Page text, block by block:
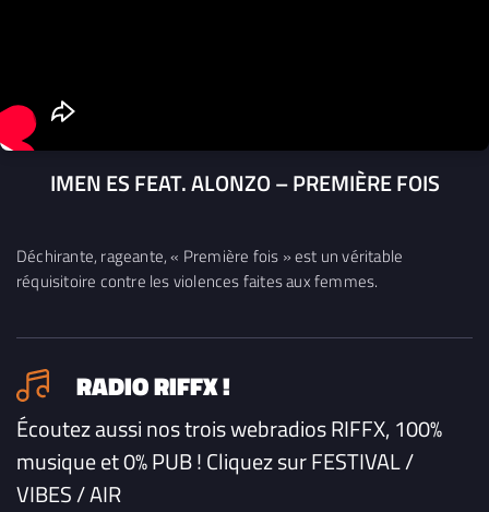
IMEN ES FEAT. ALONZO – PREMIÈRE FOIS
Déchirante, rageante, « Première fois » est un véritable
réquisitoire contre les violences faites aux femmes.
RADIO RIFFX !
Écoutez aussi nos trois webradios RIFFX, 100%
musique et 0% PUB ! Cliquez sur FESTIVAL /
VIBES / AIR